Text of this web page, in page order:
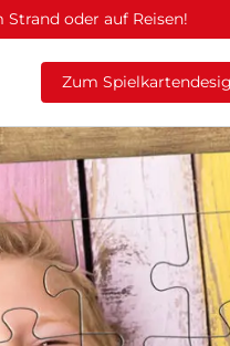
oder auf Reisen!
Zum